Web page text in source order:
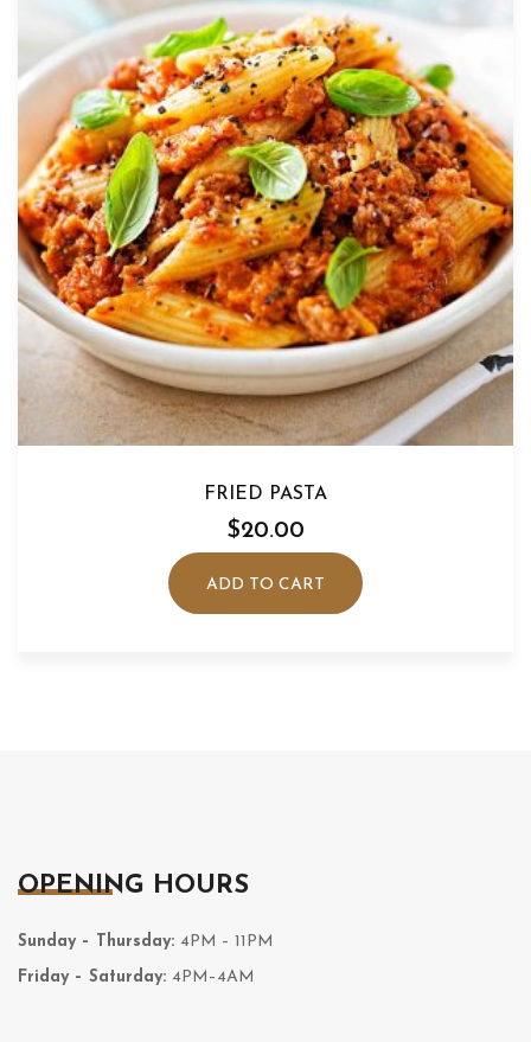
FRIED PASTA
$20.00
ADD TO CART
OPENING HOURS
Sunday – Thursday: 4PM – 11PM
Friday – Saturday: 4PM–4AM